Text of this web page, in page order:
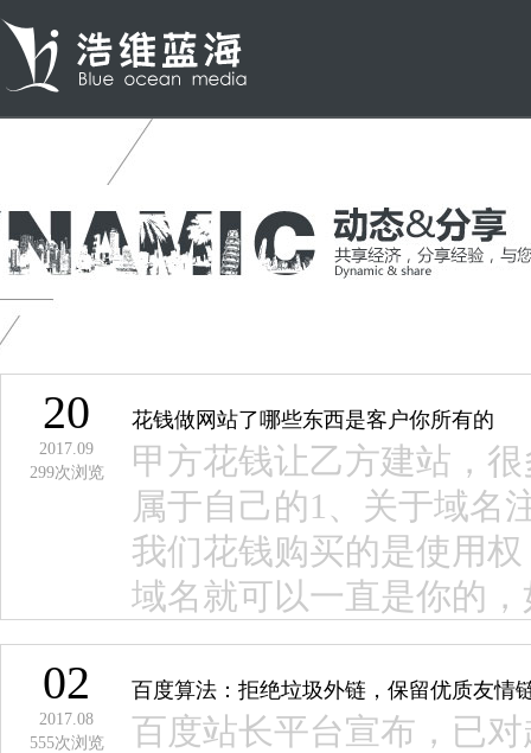
20
2017.09
299次浏览
花钱做网站了哪些东西是客户你所有的
甲方花钱让乙方建站，
属于自己的1、关于域名
我们花钱购买的是使用
域名就可以一直是你的
02
2017.08
555次浏览
百度算法：拒绝垃圾外链，保留优质友情
百度站长平台宣布，已